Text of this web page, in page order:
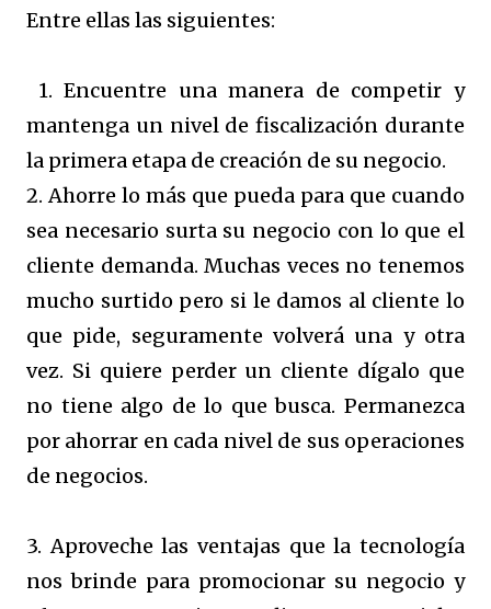
Entre ellas las siguientes:
1. Encuentre una manera de competir y
mantenga un nivel de fiscalización durante
la primera etapa de creación de su negocio.
2. Ahorre lo más que pueda para que cuando
sea necesario surta su negocio con lo que el
cliente demanda. Muchas veces no tenemos
mucho surtido pero si le damos al cliente lo
que pide, seguramente volverá una y otra
vez. Si quiere perder un cliente dígalo que
no tiene algo de lo que busca. Permanezca
por ahorrar en cada nivel de sus operaciones
de negocios.
3. Aproveche las ventajas que la tecnología
nos brinde para promocionar su negocio y